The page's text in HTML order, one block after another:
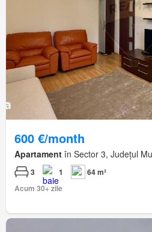
600 €/month
Apartament în Sector 3, Județul
3 1
64 m²
Acum 30+ zile